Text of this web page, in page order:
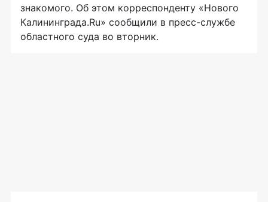
знакомого. Об этом корреспонденту «Нового
Калининграда.Ru» сообщили в пресс-службе
областного суда во вторник.